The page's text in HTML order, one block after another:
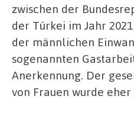
zwischen der
der Türkei im Jahr
der männlichen
sogenannten
Anerkennung. Der
von Frauen wurde